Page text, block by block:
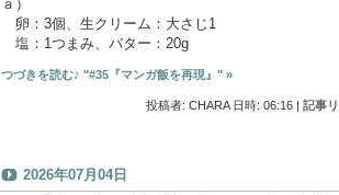
ａ）
卵：3個、生クリーム：大さじ1
塩：1つまみ、バター：20g
つづきを読む♪ "#35『マンガ飯を再現』" »
投稿者: CHARA 日時: 06:16 | 記事
2026年07月04日